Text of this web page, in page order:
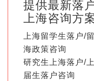
提供最新落
上海咨询方
上海留学生落户/
海政策咨询
研究生上海落户/
届生落户咨询